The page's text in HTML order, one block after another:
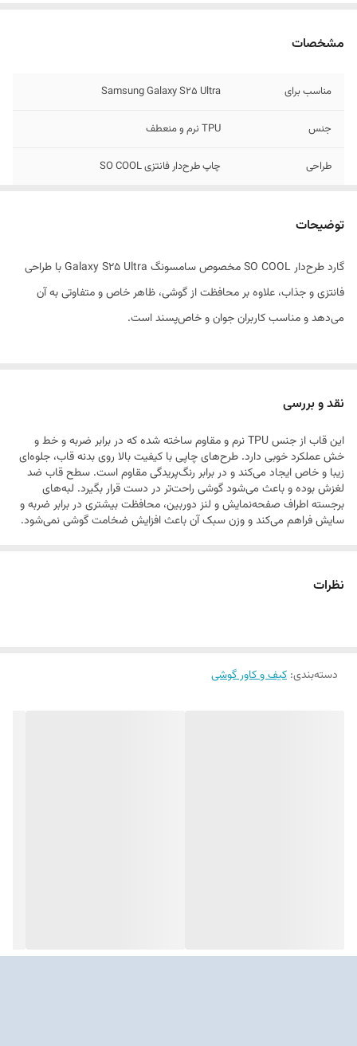
مشخصات
مناسب برای Samsung Galaxy S25 Ultra
جنس TPU نرم و منعطف
طراحی چاپ طرح‌دار فانتزی SO COOL
توضیحات
گارد طرح‌دار SO COOL مخصوص سامسونگ Galaxy S25 Ultra با طراحی
فانتزی و جذاب، علاوه بر محافظت از گوشی، ظاهر خاص و متفاوتی به آن
می‌دهد و مناسب کاربران جوان و خاص‌پسند است.
نقد و بررسی
این قاب از جنس TPU نرم و مقاوم ساخته شده که در برابر ضربه و خط و
خش عملکرد خوبی دارد. طرح‌های چاپی با کیفیت بالا روی بدنه قاب، جلوه‌ای
زیبا و خاص ایجاد می‌کند و در برابر رنگ‌پریدگی مقاوم است. سطح قاب ضد
لغزش بوده و باعث می‌شود گوشی راحت‌تر در دست قرار بگیرد. لبه‌های
برجسته اطراف صفحه‌نمایش و لنز دوربین، محافظت بیشتری در برابر ضربه و
سایش فراهم می‌کند و وزن سبک آن باعث افزایش ضخامت گوشی نمی‌شود.
نظرات
دسته‌بندی: کیف و کاور گوشی